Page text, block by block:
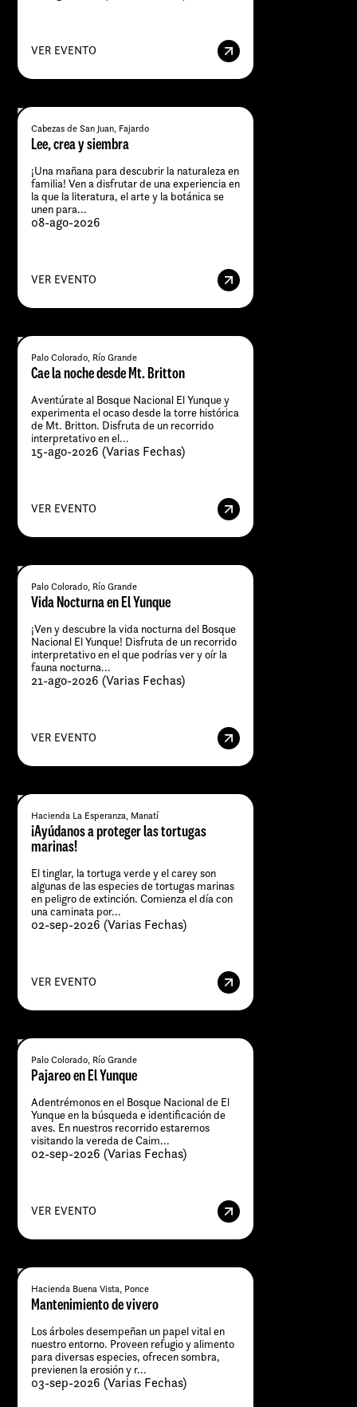
VER EVENTO
Cabezas de San Juan, Fajardo
Lee, crea y siembra
¡Una mañana para descubrir la naturaleza en
familia! Ven a disfrutar de una experiencia en
la que la literatura, el arte y la botánica se
unen para...
08-ago-2026
VER EVENTO
Palo Colorado, Río Grande
Cae la noche desde Mt. Britton
Aventúrate al Bosque Nacional El Yunque y
experimenta el ocaso desde la torre histórica
de Mt. Britton. Disfruta de un recorrido
interpretativo en el...
15-ago-2026 (Varias Fechas)
VER EVENTO
Palo Colorado, Río Grande
Vida Nocturna en El Yunque
¡Ven y descubre la vida nocturna del Bosque
Nacional El Yunque! Disfruta de un recorrido
interpretativo en el que podrías ver y oír la
fauna nocturna...
21-ago-2026 (Varias Fechas)
VER EVENTO
Hacienda La Esperanza, Manatí
¡Ayúdanos a proteger las tortugas
marinas!
El tinglar, la tortuga verde y el carey son
algunas de las especies de tortugas marinas
en peligro de extinción. Comienza el día con
una caminata por...
02-sep-2026 (Varias Fechas)
VER EVENTO
Palo Colorado, Río Grande
Pajareo en El Yunque
Adentrémonos en el Bosque Nacional de El
Yunque en la búsqueda e identificación de
aves. En nuestros recorrido estaremos
visitando la vereda de Caim...
02-sep-2026 (Varias Fechas)
VER EVENTO
Hacienda Buena Vista, Ponce
Mantenimiento de vivero
Los árboles desempeñan un papel vital en
nuestro entorno. Proveen refugio y alimento
para diversas especies, ofrecen sombra,
previenen la erosión y r...
03-sep-2026 (Varias Fechas)